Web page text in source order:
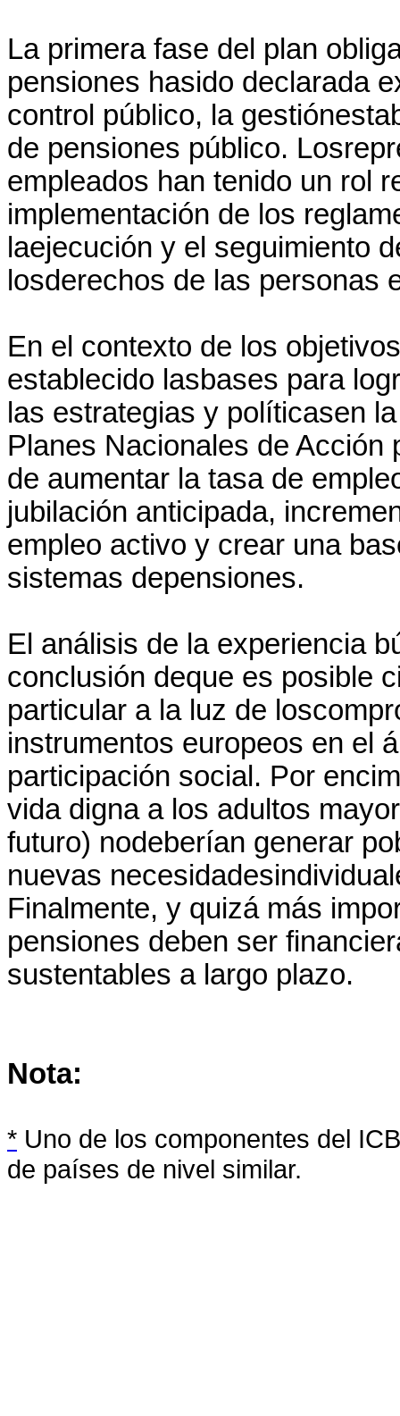
La primera fase del plan
pensiones hasido declarada
control público, la
de pensiones público.
empleados han tenido un rol
implementación de los
laejecución y el seguimiento
losderechos de las personas
En el contexto de los
establecido lasbases para
las estrategias y políticasen
Planes Nacionales de Acción
de aumentar la tasa de
jubilación anticipada,
empleo activo y crear una
sistemas depensiones.
El análisis de la experiencia
conclusión deque es posible
particular a la luz de
instrumentos europeos en el
participación social. Por
vida digna a los adultos
futuro) nodeberían generar
nuevas
Finalmente, y quizá más
pensiones deben ser
sustentables a largo plazo.
Nota:
* Uno de los componentes del
de países de nivel similar.